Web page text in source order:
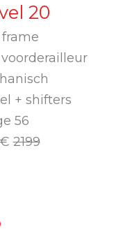
20
voorderailleur
+ shifters
56
€2199